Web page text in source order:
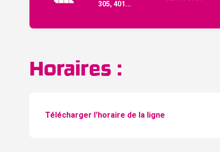
305, 401...
Horaires :
Télécharger l'horaire de la ligne